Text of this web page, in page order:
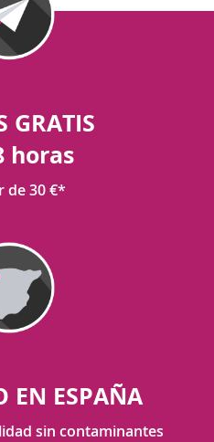
GRATIS
horas
de 30 €*
EN ESPAÑA
sin contaminantes